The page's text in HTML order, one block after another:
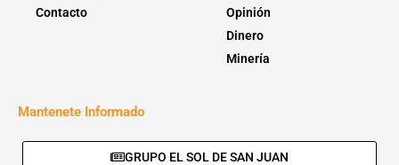
Contacto
Opinión
Dinero
Minería
Mantenete Informado
GRUPO EL SOL DE SAN JUAN